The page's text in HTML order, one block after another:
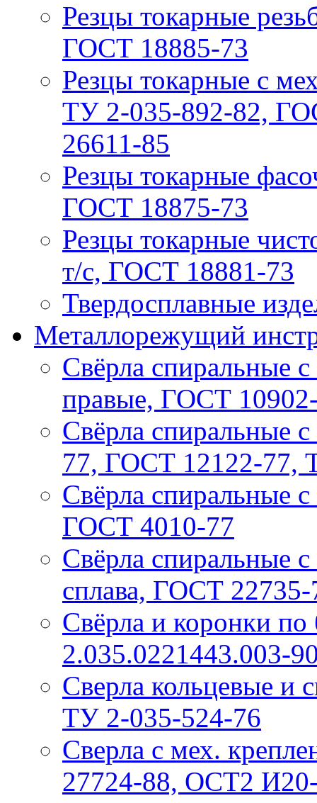
Резцы токарные
ГОСТ 18885-73
Резцы токарные с
ТУ 2-035-892-82,
26611-85
Резцы токарные
ГОСТ 18875-73
Резцы токарные
т/с, ГОСТ 18881-73
Твердосплавные
Металлорежущий
Свёрла спиральные
правые, ГОСТ
Свёрла спиральные
77, ГОСТ 12122-77,
Свёрла
ГОСТ 4010-77
Свёрла спиральные
сплава, ГОСТ 22735-
Свёрла и коронки
2.035.0221443.003-
Сверла кольцевые и
ТУ 2-035-524-76
Сверла с мех.
27724-88, ОСТ2